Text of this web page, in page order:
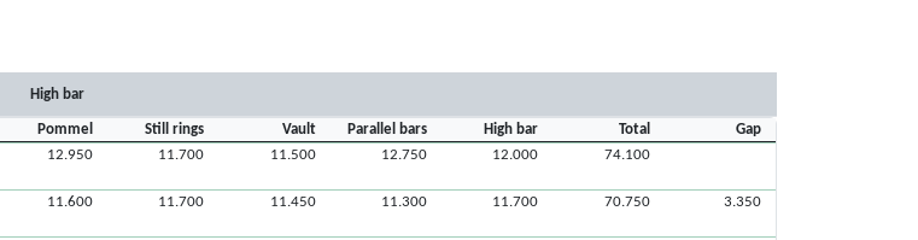
High bar
Pommel Still rings Vault Parallel bars High bar Total
Gap
12.950 11.700 11.500 12.750 12.000 74.100
11.600 11.700 11.450 11.300 11.700 70.750 3.350